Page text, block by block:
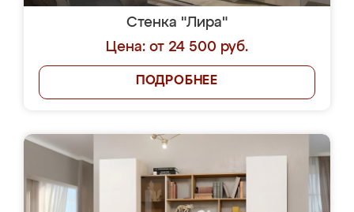
Стенка "Лира"
Цена: от 24 500 руб.
ПОДРОБНЕЕ